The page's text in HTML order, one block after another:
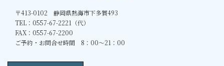
〒413-0102 静岡県熱海市下多賀493
TEL：0557-67-2221（代）
FAX：0557-67-2200
ご予約・お問合せ時間 8：00～21：00